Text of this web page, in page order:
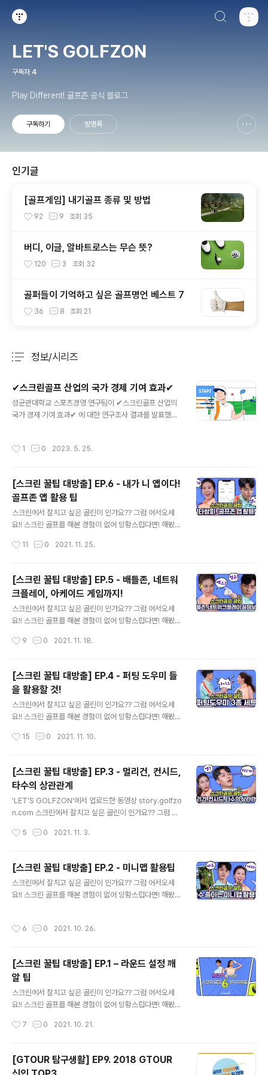
LET'S GOLFZON
구독자 4
Play Different! 골프존 공식 블로그
구독하기 방명록
인기글
[골프게임] 내기골프 종류 및 방법
92 9 조회 35
버디, 이글, 알바트로스는 무슨 뜻?
120 3 조회 32
골퍼들이 기억하고 싶은 골프명언 베스트 7
36 8 조회 21
정보/시리즈
✔스크린골프 산업의 국가 경제 기여 효과✔
성균관대학교 스포츠경영 연구팀이 ✔스크린골프 산업의
국가 경제 기여 효과✔ 에 대한 연구조사 결과를 발표했습
스크린골프 산업은 생산 유발 효과와 부가가치 유발 효과
사됐습니다. 앞으로도 스크린골프 산업은 지속적인 성장세
와 함께 전체 골프 산업의 성장을 견인해 나갈 것으로 예측
됩니다. 특히, 성균관대학교 스포츠 경영 연구팀은 아날로
그 세상인 필드골프를 IT 및 VR 기술을 활용한 디지털 세
은 이시대의 많은 기업들과 산업의 성..
1 0 2023. 5. 25.
[스크린 꿀팁 대방출] EP.6 - 내가 니 앱이다!
골프존 앱 활용 팁
스크린에서 잘치고 싶은 골린이 인가요?? 그럼 어서오세
요!! 스크린 골프를 해본 경험이 없어 당황스럽다면! 해봤지
를 위한 꿀팁 6가지를 준비했답니다~ 총 5편의 스크린 팁
나요? 하지만 아직도 스크린골프를 완벽하게 제대로 즐기
기엔 못들은 꿀팁 들이 남았답니다 로그인하면 쌓이는 데
이터로 더 재밌게 스크린을 즐겨요! 로그인 후 라운드하면
기록관리, 나스모(나의 스윙 모션) 분석, 샷 분석 등 여러 유
용한 기능을 통해 실력 향상에 도움을 받을 수 있어요 내가
는지 모두 한눈에 볼 수 있어요! 스코어 카드 확인을 하면
11 0 2021. 11. 25.
[스크린 꿀팁 대방출] EP.5 - 배틀존, 네트워
크플레이, 아케이드 게임까지!
스크린에서 잘치고 싶은 골린이 인가요?? 그럼 어서오세
요!! 스크린 골프를 해본 경험이 없어 당황스럽다면! 해봤지
를 위한 꿀팁 6가지를 준비했답니다~ 지금까지 라운드 설
들을 배웠어요. 그렇다면 이번에는 스크린 골프를 다양하
게 즐길 수 있는 모드들을 알아봐요! 여러 개의 모드가 있습
니다. 그 중 오늘 소개해드릴 모드는 스트로크, 네트워크 플
레이, 배틀존, 아케이드 게임이에요! 제일 먼저 스트로크 게
임이죠! 가장 기본이 되는 모드에요 골프에는 크게 두가지
승패를 가리는 방식 승리한 홀이 많은 쪽이 승자가 됨 코스
9 0 2021. 11. 18.
[스크린 꿀팁 대방출] EP.4 - 퍼팅 도우미 들
을 활용할 것!
스크린에서 잘치고 싶은 골린이 인가요?? 그럼 어서오세
요!! 스크린 골프를 해본 경험이 없어 당황스럽다면! 해봤지
를 위한 꿀팁 6가지를 준비했답니다~ 드디어 홀컵을 향해
린에서는 여러분을 혼자 두지 않아요 퍼팅을 도와주는 세
가지 도우미들이 있답니다! 그린격자, 코스매니저, LED 퍼
팅 가이드 세가지에 대해 오늘은 알아봐요~ 첫번째는 그린
격자에요 격자는 보통격자와 투비전격자로 총 2가지 종류
가 있답니다 먼저 보통격자는 우리가 흔히 볼 수 있는 네모
이 흘러가는 모습을 보며 높낮이, 경사를 파악할 수 있어요
15 0 2021. 11. 10.
[스크린 꿀팁 대방출] EP.3 - 멀리건, 컨시드,
타수의 상관관계
'LET'S GOLFZON'에서 업로드한 동영상 story.golfzo
n.com 스크린에서 잘치고 싶은 골린이 인가요?? 그럼 어
해봤지만 잘 모르겠다면! 그런 골린이 여러분을 위해 스크
알려드렸던 OB라인(빨간색)과 해저드라인(파란색) 기억
나시나요?? 이리저리 잘 피해가고 싶은 우리들 골린이 마
음이지만...! 피하지 못했다면 타수는 어떻게 계산하는지!
나 같은 골린이에게 벌타를 지울 수 있는 찬스는 없는지! 이
죠?? 잠깐~ 다시 나온 OB와 해저드에 머리가 어지러우실
5 0 2021. 11. 3.
[스크린 꿀팁 대방출] EP.2 - 미니맵 활용팁
스크린에서 잘치고 싶은 골린이 인가요?? 그럼 어서오세
요!! 스크린 골프를 해본 경험이 없어 당황스럽다면! 해봤지
도움이 되셨나요? 저번에 이어 오늘은 두번째 팁인 미니맵
비게이션이기에 잘만 보면 좋은 기록에 한걸음 더 다가갈
수 있어요! 색깔에 주목해주세요! OB라인과 헤저드라인을
유의해야겠죠? OB라인은 빨간색으로! 헤저드라인은 파란
색으로! 미니맵은 친절하게 알려줘요 미니맵으로 빨강 파
이용해 방향을 조절한다면 그것은 타수..
6 0 2021. 10. 26.
[스크린 꿀팁 대방출] EP.1 – 라운드 설정 깨
알 팁
스크린에서 잘치고 싶은 골린이 인가요?? 그럼 어서오세
요!! 스크린 골프를 해본 경험이 없어 당황스럽다면! 해봤지
를 위한 꿀팁 6가지를 준비했답니다~ 오늘은 첫번째인 라
연히 나에게 맞는 난이도를 설정해야겠죠? 난이도를 루키
모드로 설정해보세요 친구와의 실력차이 걱정, 부족한 비
7 0 2021. 10. 21.
[GTOUR 탐구생활] EP9. 2018 GTOUR